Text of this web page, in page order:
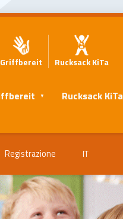
Griffbereit Rucksack KiTa
Rucksack KiTa
Registrazione IT